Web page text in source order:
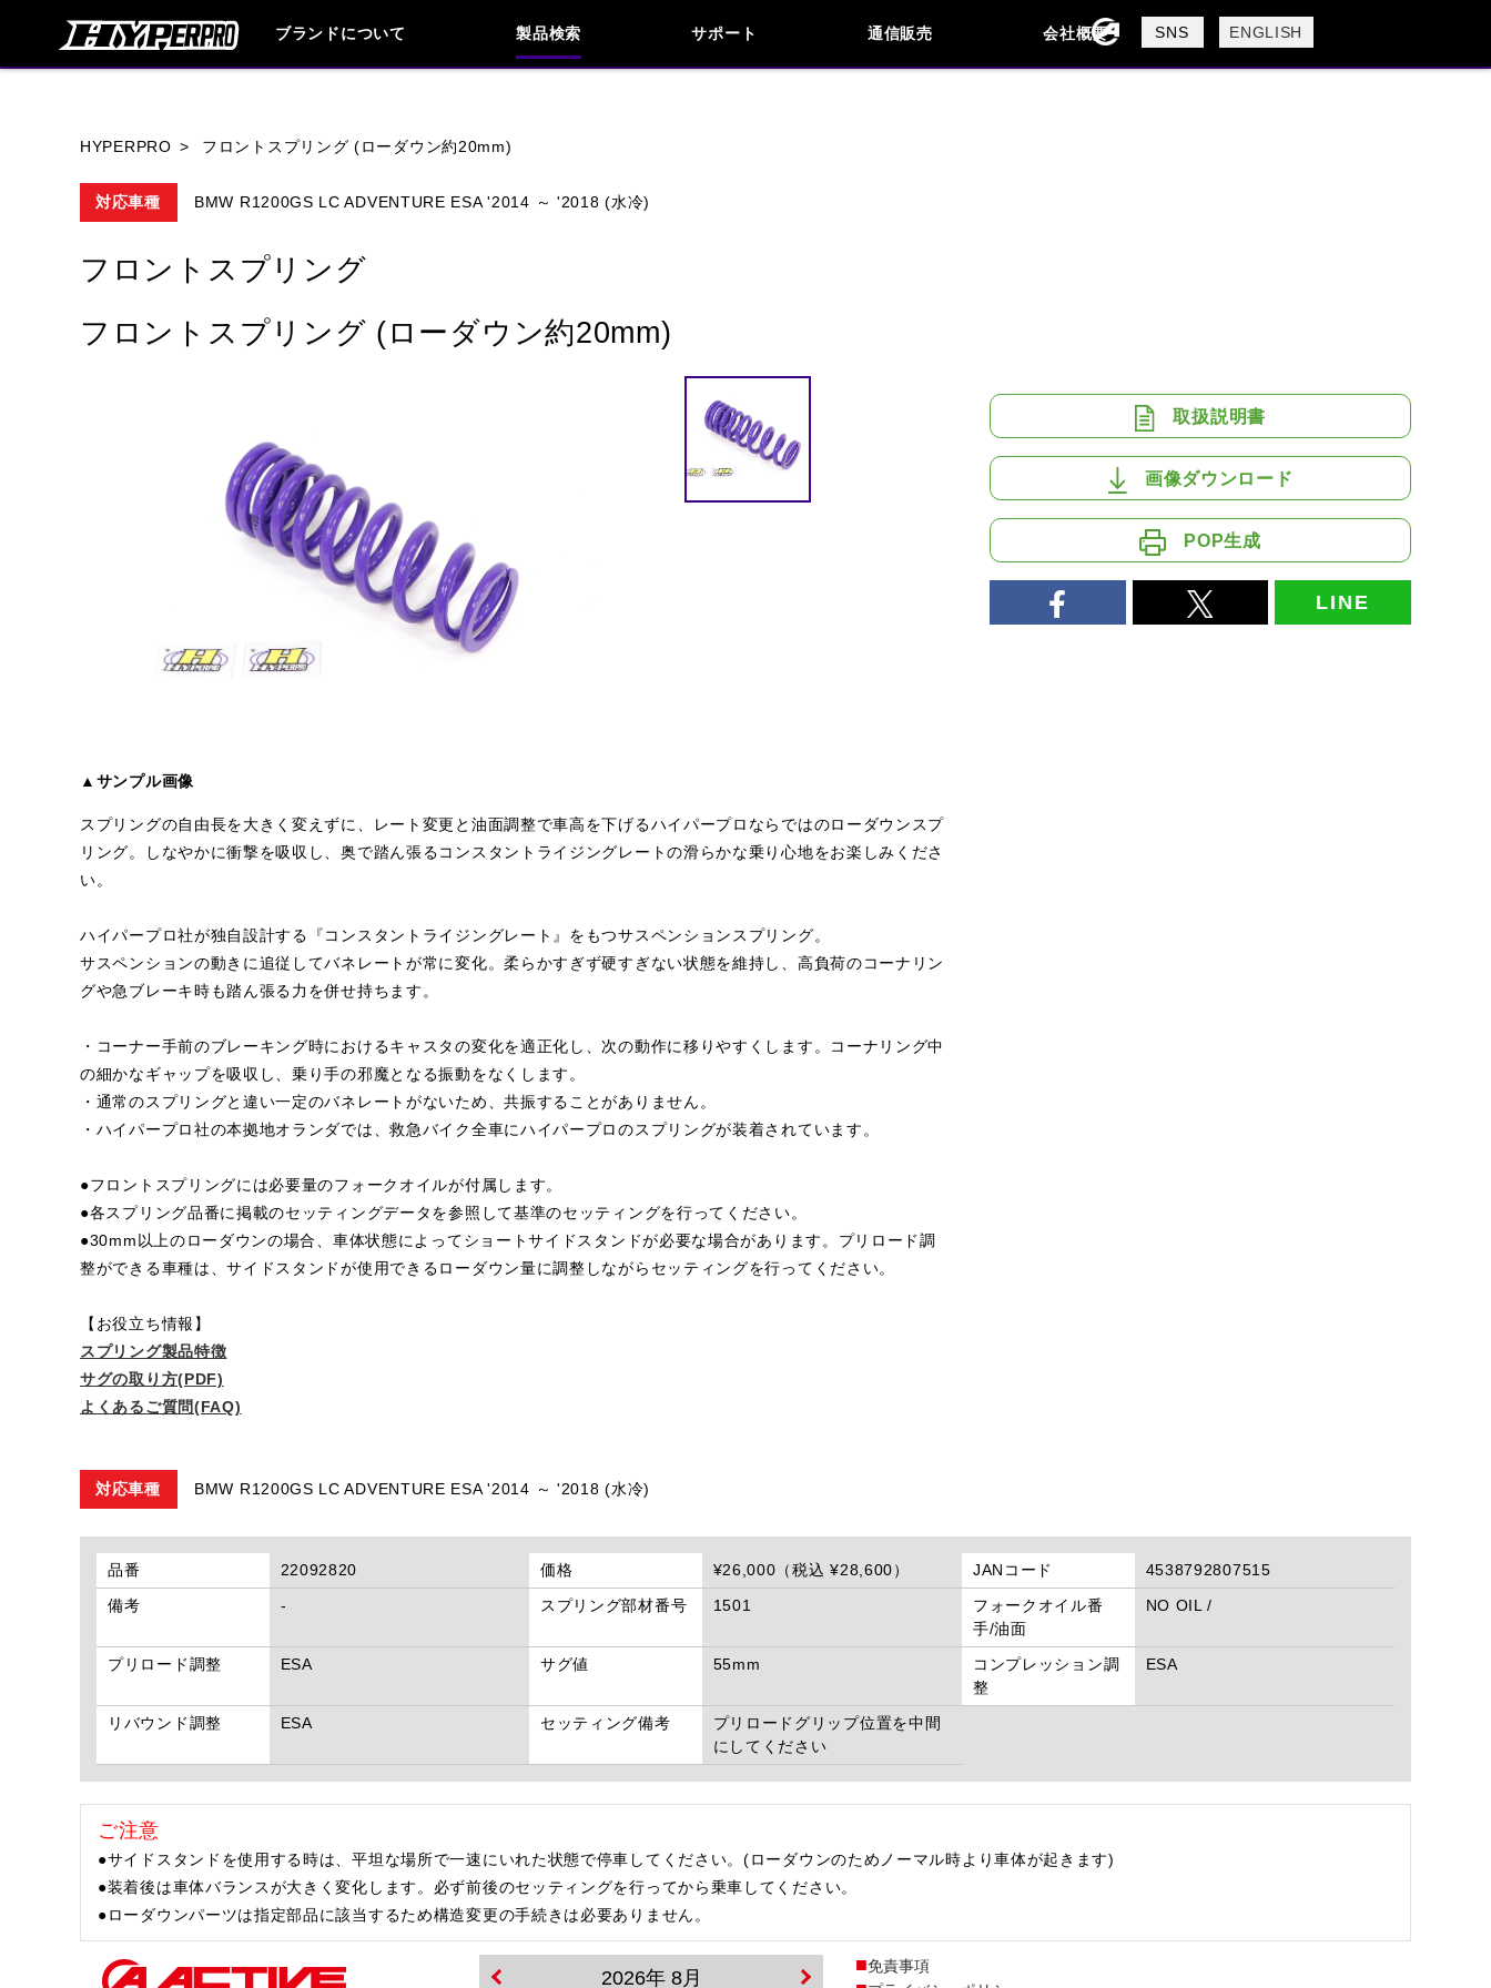
ブランドについて 製品検索 サポート
お問い合わせ
よくあるご質問
通信販売 会社概要
会社概要
採用情報
SNS ENGLISH
HYPERPRO フロントスプリング (ローダウン約20mm)
対応車種 BMW R1200GS LC ADVENTURE ESA '2014 ～ '2018 (水冷)
フロントスプリング
フロントスプリング (ローダウン約20mm)
▲サンプル画像
スプリングの自由長を大きく変えずに、レート変更と油面調整で車高を下げるハイパープロならではのローダウンスプ
リング。しなやかに衝撃を吸収し、奥で踏ん張るコンスタントライジングレートの滑らかな乗り心地をお楽しみくださ
い。
ハイパープロ社が独自設計する『コンスタントライジングレート』をもつサスペンションスプリング。
サスペンションの動きに追従してバネレートが常に変化。柔らかすぎず硬すぎない状態を維持し、高負荷のコーナリン
グや急ブレーキ時も踏ん張る力を併せ持ちます。
・コーナー手前のブレーキング時におけるキャスタの変化を適正化し、次の動作に移りやすくします。コーナリング中
の細かなギャップを吸収し、乗り手の邪魔となる振動をなくします。
・通常のスプリングと違い一定のバネレートがないため、共振することがありません。
・ハイパープロ社の本拠地オランダでは、救急バイク全車にハイパープロのスプリングが装着されています。
●フロントスプリングには必要量のフォークオイルが付属します。
●各スプリング品番に掲載のセッティングデータを参照して基準のセッティングを行ってください。
●30mm以上のローダウンの場合、車体状態によってショートサイドスタンドが必要な場合があります。プリロード調
整ができる車種は、サイドスタンドが使用できるローダウン量に調整しながらセッティングを行ってください。
【お役立ち情報】
スプリング製品特徴
サグの取り方(PDF)
よくあるご質問(FAQ)
取扱説明書
画像ダウンロード
POP生成
LINE
対応車種 BMW R1200GS LC ADVENTURE ESA '2014 ～ '2018 (水冷)
品番 22092820 価格 ¥26,000（税込 ¥28,600） JANコード
4538792807515
備考
- スプリング部材番号 1501
フォークオイル番
手/油面
NO OIL /
プリロード調整 ESA サグ値 55mm
コンプレッション調
整
ESA
リバウンド調整 ESA セッティング備考
プリロードグリップ位置を中間
にしてください
ご注意
●サイドスタンドを使用する時は、平坦な場所で一速にいれた状態で停車してください。(ローダウンのためノーマル時より車体が起きます)
●装着後は車体バランスが大きく変化します。必ず前後のセッティングを行ってから乗車してください。
●ローダウンパーツは指定部品に該当するため構造変更の手続きは必要ありません。
2026年 8月
免責事項